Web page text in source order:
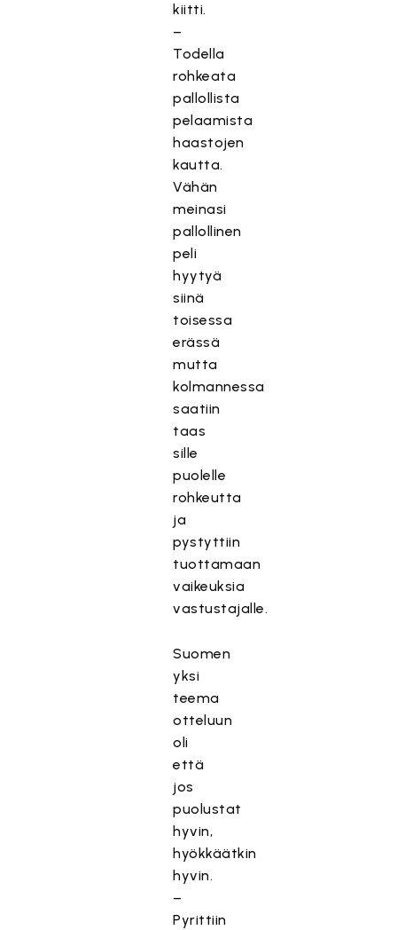
kiitti.
–
Todella
rohkeata
pallollista
pelaamista
haastojen
kautta.
Vähän
meinasi
pallollinen
peli
hyytyä
siinä
toisessa
erässä
mutta
kolmannessa
saatiin
taas
sille
puolelle
rohkeutta
ja
pystyttiin
tuottamaan
vaikeuksia
vastustajalle.
Suomen
yksi
teema
otteluun
oli
että
jos
puolustat
hyvin,
hyökkäätkin
hyvin.
–
Pyrittiin